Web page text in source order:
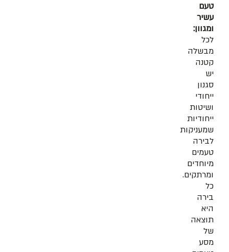
טעם
עשיר
ומגוון:
לכל
מבשלה
קטנה
יש
סגנון
ייחודי
ושיטות
ייחודיות
שמעניקות
לבירה
טעמים
מיוחדים
ומרתקים.
כל
בירה
היא
תוצאה
של
מסע